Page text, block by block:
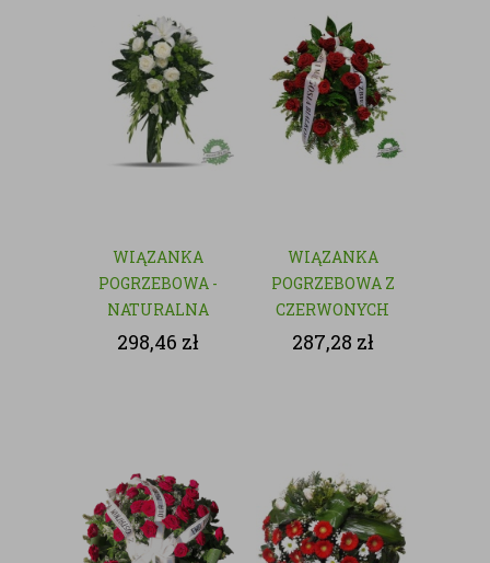
WIĄZANKA
POGRZEBOWA -
NATURALNA
298,46 zł
WIĄZANKA
POGRZEBOWA Z
CZERWONYCH
KWIATÓW
287,28 zł